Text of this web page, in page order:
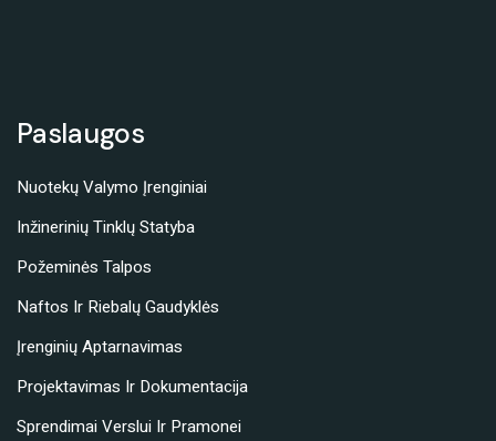
Paslaugos
Nuotekų Valymo Įrenginiai
Inžinerinių Tinklų Statyba
Požeminės Talpos
Naftos Ir Riebalų Gaudyklės
Įrenginių Aptarnavimas
Projektavimas Ir Dokumentacija
Sprendimai Verslui Ir Pramonei